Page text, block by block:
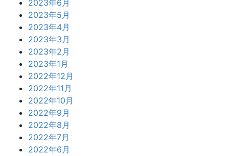
2023年6月
2023年5月
2023年4月
2023年3月
2023年2月
2023年1月
2022年12月
2022年11月
2022年10月
2022年9月
2022年8月
2022年7月
2022年6月